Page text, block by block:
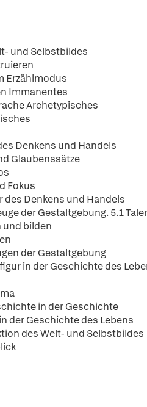
und Selbstbildes
Erzählmodus
Immanentes
Archetypisches
Denkens und Handels
Glaubenssätze
Fokus
des Denkens und Handels
der Gestaltgebung. 5.1
und bilden
der Gestaltgebung
in der Geschichte des
in der Geschichte
der Geschichte des Lebens
des Welt- und Selbstbildes